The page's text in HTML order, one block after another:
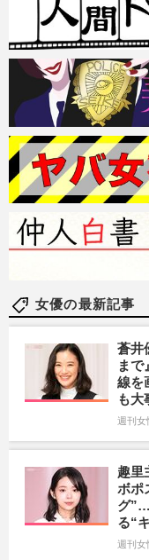
女優の最新記事
蒼井
まで
線を
も大
週刊女
趣里
ボポ
グ
る“
週刊女